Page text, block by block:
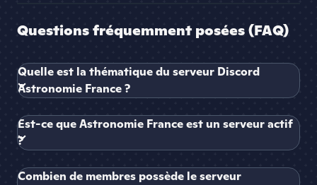
Questions fréquemment posées (FAQ)
Quelle est la thématique du serveur Discord
Astronomie France ?
Est-ce que Astronomie France est un serveur actif
?
Combien de membres possède le serveur